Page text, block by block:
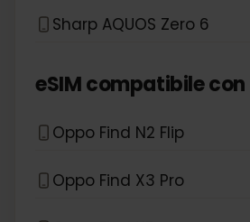
Sharp AQUOS Zero 6
eSIM compatibile con
Oppo Find N2 Flip
Oppo Find X3 Pro